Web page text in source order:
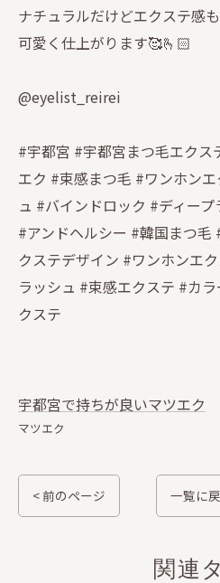
ナチュラルだけどエクステ感
可愛く仕上がります🥰🫰🏻
@eyelist_reirei
#宇都宮 #宇都宮まつ毛エク
エク #束感まつ毛 #ワンホン
ュ #バインドロック #ディー
#アンドヘルシー #韓国まつ
クステデザイン #ワンホンエ
ラッシュ #束感エクステ #カ
クステ
宇都宮で持ちが良いマツエク
マツエク
< 前のページ 一覧に
関連